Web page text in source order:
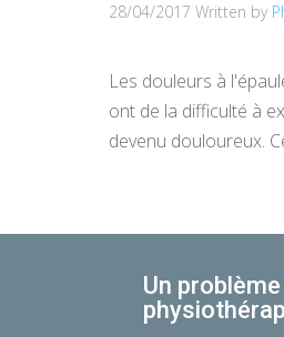
28/04/2017 Written by
Les douleurs à
ont de la difficulté à
devenu douloureux.
Un